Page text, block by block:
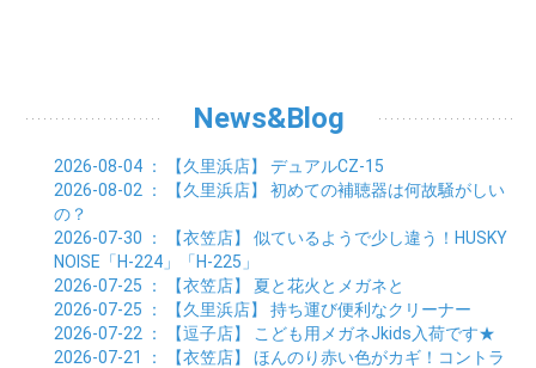
01月 (8)
02月 (6)
01月 (6)
03月 (7)
02月 (8)
01月 (8)
06月 (4)
News&Blog
2026-08-04 ： 【久里浜店】 デュアルCZ-15
2026-08-02 ： 【久里浜店】 初めての補聴器は何故騒がしい
の？
2026-07-30 ： 【衣笠店】 似ているようで少し違う！HUSKY
NOISE「H-224」「H-225」
2026-07-25 ： 【衣笠店】 夏と花火とメガネと
2026-07-25 ： 【久里浜店】 持ち運び便利なクリーナー
2026-07-22 ： 【逗子店】
こども用メガネJkids入荷です★
2026-07-21
： 【衣笠店】 ほんのり赤い色がカギ！コントラ